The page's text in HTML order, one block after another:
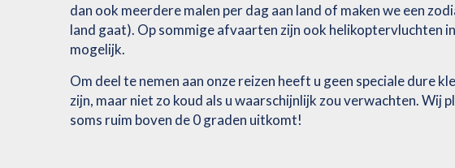
dan ook meerdere malen per dag aan land of maken we een
land gaat). Op sommige afvaarten zijn ook helikoptervluchten
mogelijk.
Om deel te nemen aan onze reizen heeft u geen speciale dure
zijn, maar niet zo koud als u waarschijnlijk zou verwachten.
soms ruim boven de 0 graden uitkomt!